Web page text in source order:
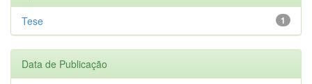
1
Tese
Data de Publicação